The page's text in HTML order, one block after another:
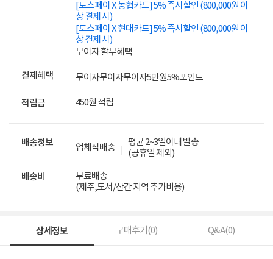
[토스페이 X 농협카드] 5% 즉시할인 (800,000원 이
상 결제 시)
[토스페이 X 현대카드] 5% 즉시할인 (800,000원 이
상 결제 시)
무이자 할부혜택
결제혜택 무이자무이자무이자5만원5%포인트
적립금 450원 적립
배송정보 업체직배송
평균 2~3일이내 발송
(공휴일 제외)
배송비
무료배송
(제주,도서/산간 지역 추가비용)
상세정보 구매후기(0) Q&A(0)